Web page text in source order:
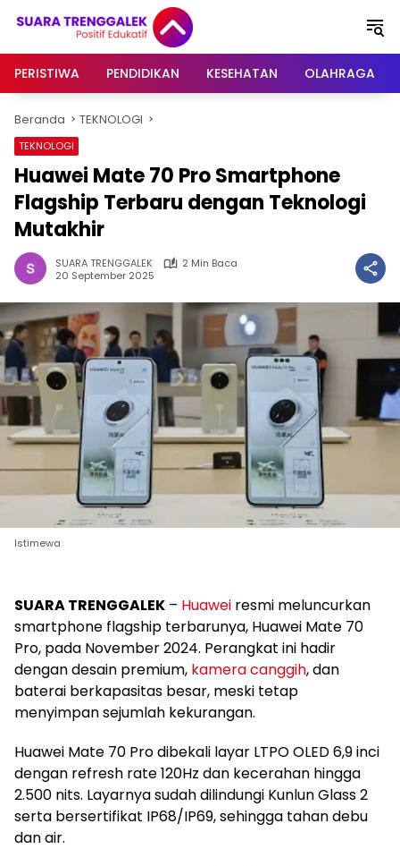
PERISTIWA
PENDIDIKAN KESEHATAN OLAHRAGA
Beranda TEKNOLOGI
TEKNOLOGI
Huawei Mate 70 Pro Smartphone
Flagship Terbaru dengan Teknologi
Mutakhir
SUARA TRENGGALEK
2 Min Baca
20 September 2025
Istimewa
SUARA TRENGGALEK – Huawei resmi meluncurkan
smartphone flagship terbarunya, Huawei Mate 70
Pro, pada November 2024. Perangkat ini hadir
dengan desain premium, kamera canggih, dan
baterai berkapasitas besar, meski tetap
menyimpan sejumlah kekurangan.
Huawei Mate 70 Pro dibekali layar LTPO OLED 6,9 inci
dengan refresh rate 120Hz dan kecerahan hingga
2.500 nits. Layarnya sudah dilindungi Kunlun Glass 2
serta bersertifikat IP68/IP69, sehingga tahan debu
dan air.